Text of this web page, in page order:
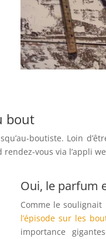
bout
boutiste. Loin
vous via l’appli
Oui, le parfum
Comme le soulignait
l’épisode sur les
importance